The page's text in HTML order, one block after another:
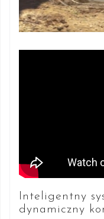
Inteligentny
dynamiczny